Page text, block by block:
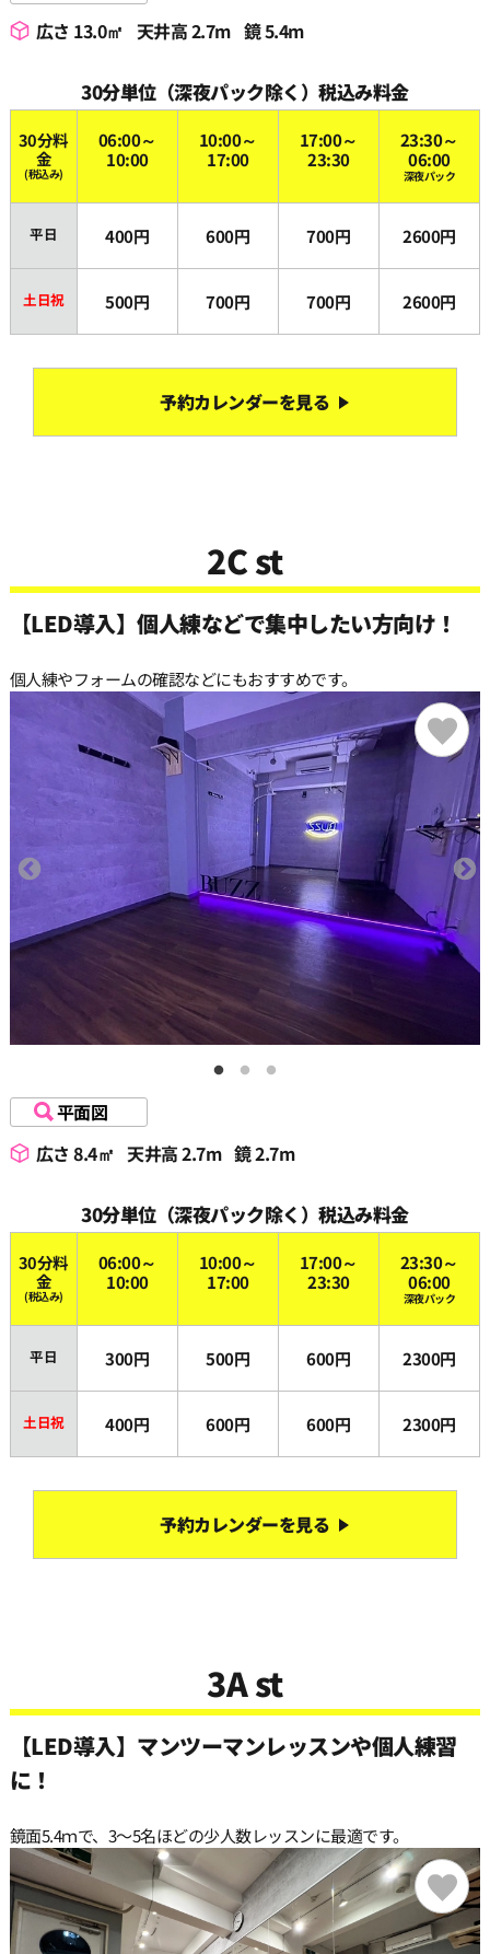
広さ 13.0㎡ 天井高 2.7m 鏡 5.4m
30分単位（深夜パック除く）税込み料金
30分料
金
(税込み)
06:00～
10:00
10:00～
17:00
17:00～
23:30
23:30～
06:00
深夜パック
平日 400円 600円 700円 2600円
土日祝 500円 700円 700円 2600円
予約カレンダーを見る
2C st
【LED導入】個人練などで集中したい方向け！
個人練やフォームの確認などにもおすすめです。
平面図
広さ 8.4㎡ 天井高 2.7m 鏡 2.7m
30分単位（深夜パック除く）税込み料金
30分料
金
(税込み)
06:00～
10:00
10:00～
17:00
17:00～
23:30
23:30～
06:00
深夜パック
平日 300円 500円 600円 2300円
土日祝 400円 600円 600円 2300円
予約カレンダーを見る
3A st
【LED導入】マンツーマンレッスンや個人練習
に！
鏡面5.4ｍで、3〜5名ほどの少人数レッスンに最適です。